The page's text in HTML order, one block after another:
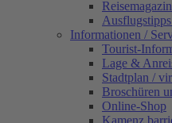
Reisemagazin
Informationen /
Tourist-
Lage &
Stadtplan /
Broschüren
Online-Shop
Kamenz